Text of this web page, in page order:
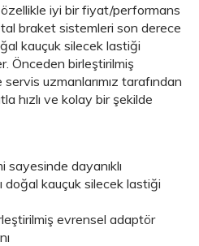
iyi bir fiyat/performans
braket sistemleri son derece
kauçuk silecek lastiği
Önceden birleştirilmiş
uzmanlarımız tarafından
hızlı ve kolay bir şekilde
dayanıklı
doğal kauçuk silecek lastiği
evrensel adaptör